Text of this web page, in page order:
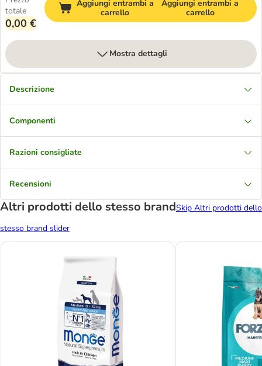
totale
0,00 €
Aggiungi entrambi a
carrello
Aggiungi entrambi a
carrello
Mostra dettagli
Descrizione
Componenti
Razioni consigliate
Recensioni
Altri prodotti dello stesso brandSkip Altri prodotti dello
stesso brand slider